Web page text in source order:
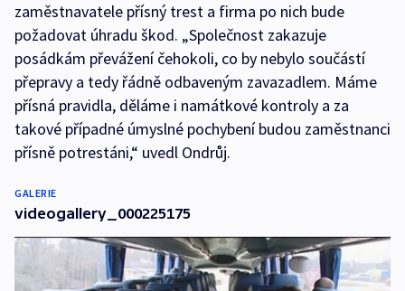
zaměstnavatele přísný trest a firma po nich bude
požadovat úhradu škod. „Společnost zakazuje
posádkám převážení čehokoli, co by nebylo součástí
přepravy a tedy řádně odbaveným zavazadlem. Máme
přísná pravidla, děláme i namátkové kontroly a za
takové případné úmyslné pochybení budou zaměstnanci
přísně potrestáni,“ uvedl Ondrůj.
GALERIE
videogallery_000225175